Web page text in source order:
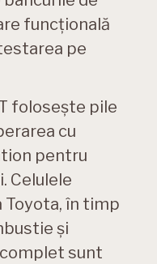
funcţională
pe
foloseşte pile
cu
pentru
Celulele
Toyota, în timp
şi
sunt